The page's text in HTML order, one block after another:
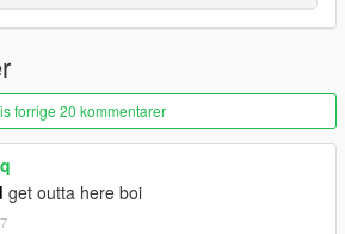
forrige 20 kommentarer
get outta here boi